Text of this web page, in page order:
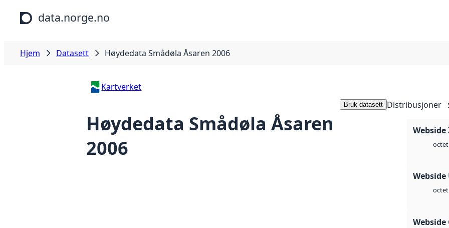
Hopp til hovedinnhold
data.norge.no
Hjem Datasett Høydedata Smådøla Åsaren 2006
Kartverket
Høydedata Smådøla Åsaren
2006
Bruk datasett Distribusjoner
Webside
octet
Webside
octet
Webside